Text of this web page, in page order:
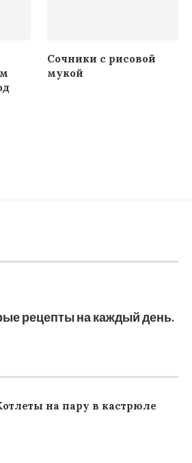
Сочники с рисовой
мукой
рецепты на каждый день.
на пару в кастрюле